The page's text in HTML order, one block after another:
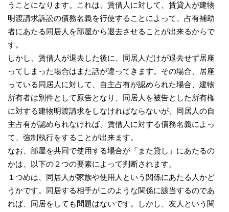
うことになります。これは、賃借人に対して、賃貸人が建物
明渡請求訴訟の債務名義を行使することによって、占有補助
者にあたる同居人を部屋から退去させることが出来るからで
す。
しかし、賃借人が退去した後に、同居人だけが退去せず居座
ってしまった場合はまた話が違ってきます。その場合、居座
っている同居人に対して、自主占有が認められた場合、建物
所有者は別件として原告となり、同居人を被告とした所有権
に対する建物明渡請求をしなければならないが、同居人の自
主占有が認められなければ、賃借人に対する債務名義によっ
て、強制執行をすることが出来ます。
なお、部屋を共同で使用する場合が「また貸し」にあたるの
かは、以下の２つの要素によって判断されます。
１つめは、同居人が家族や使用人という関係にあたる人かど
うかです。同居する相手がこのような関係に該当するのであ
れば、同居をしても問題はないです。しかし、友人という関